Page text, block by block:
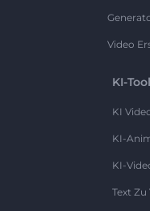
Video
KI-
KI
KI-
KI-
Text Zu